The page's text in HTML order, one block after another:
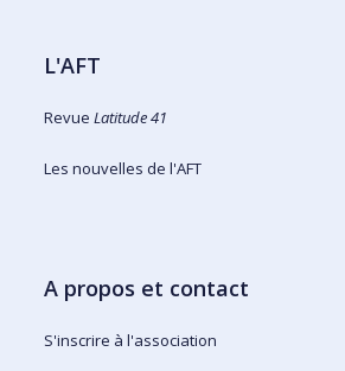
L'AFT
RevueLatitude 41
Les nouvelles de l'AFT
A propos et contact
S'inscrire à l'association